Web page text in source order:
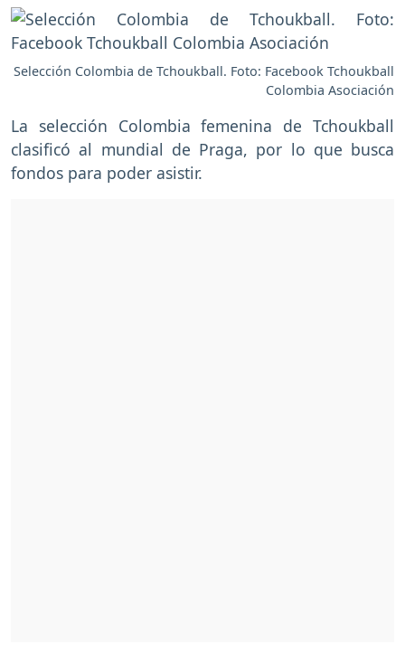
Selección Colombia de Tchoukball. Foto: Facebook Tchoukball
Colombia Asociación
La selección Colombia femenina de Tchoukball
clasificó al mundial de Praga, por lo que busca
fondos para poder asistir.